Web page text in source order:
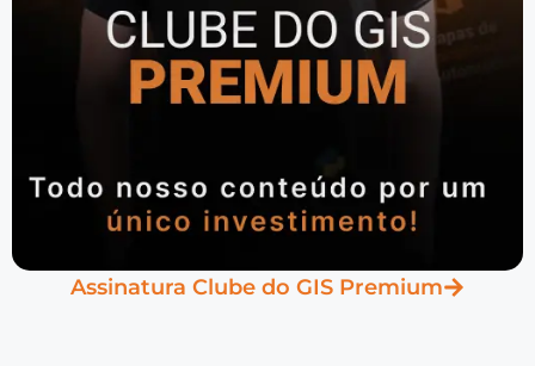
Assinatura Clube do GIS Premium